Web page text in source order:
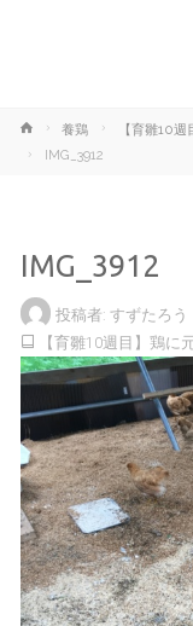
ホ
ー
養鶏
【育雛10
IMG_3912
IMG_3912
投稿者: すずたろう
【育雛10週目】鶏に